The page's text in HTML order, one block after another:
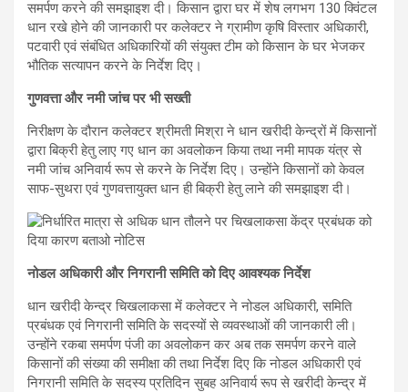
समर्पण करने की समझाइश दी। किसान द्वारा घर में शेष लगभग 130 क्विंटल
धान रखे होने की जानकारी पर कलेक्टर ने ग्रामीण कृषि विस्तार अधिकारी,
पटवारी एवं संबंधित अधिकारियों की संयुक्त टीम को किसान के घर भेजकर
भौतिक सत्यापन करने के निर्देश दिए।
गुणवत्ता और नमी जांच पर भी सख्ती
निरीक्षण के दौरान कलेक्टर श्रीमती मिश्रा ने धान खरीदी केन्द्रों में किसानों
द्वारा बिक्री हेतु लाए गए धान का अवलोकन किया तथा नमी मापक यंत्र से
नमी जांच अनिवार्य रूप से करने के निर्देश दिए। उन्होंने किसानों को केवल
साफ-सुथरा एवं गुणवत्तायुक्त धान ही बिक्री हेतु लाने की समझाइश दी।
नोडल अधिकारी और निगरानी समिति को दिए आवश्यक निर्देश
धान खरीदी केन्द्र चिखलाकसा में कलेक्टर ने नोडल अधिकारी, समिति
प्रबंधक एवं निगरानी समिति के सदस्यों से व्यवस्थाओं की जानकारी ली।
उन्होंने रकबा समर्पण पंजी का अवलोकन कर अब तक समर्पण करने वाले
किसानों की संख्या की समीक्षा की तथा निर्देश दिए कि नोडल अधिकारी एवं
निगरानी समिति के सदस्य प्रतिदिन सुबह अनिवार्य रूप से खरीदी केन्द्र में